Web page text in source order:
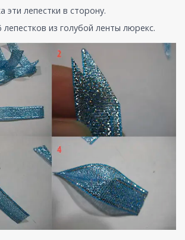
эти лепестки в сторону.
из голубой ленты люрекс.